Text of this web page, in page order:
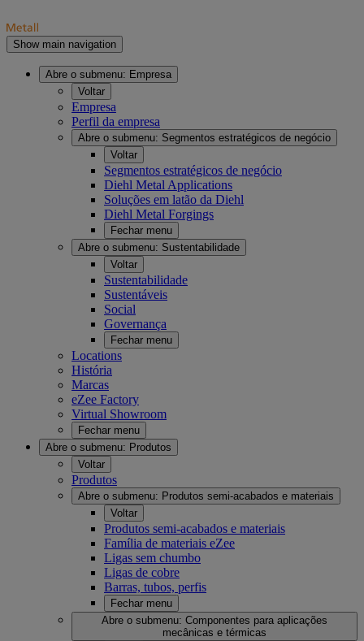
Show main navigation
Abre o submenu: Empresa
Voltar
Empresa
Perfil da empresa
Abre o submenu: Segmentos estratégicos de negócio
Voltar
Segmentos estratégicos de negócio
Diehl Metal Applications
Soluções em latão da Diehl
Diehl Metal Forgings
Fechar menu
Abre o submenu: Sustentabilidade
Voltar
Sustentabilidade
Sustentáveis
Social
Governança
Fechar menu
Locations
História
Marcas
eZee Factory
Virtual Showroom
Fechar menu
Abre o submenu: Produtos
Voltar
Produtos
Abre o submenu: Produtos semi-acabados e materiais
Voltar
Produtos semi-acabados e materiais
Família de materiais eZee
Ligas sem chumbo
Ligas de cobre
Barras, tubos, perfis
Fechar menu
Abre o submenu: Componentes para aplicações
mecânicas e térmicas